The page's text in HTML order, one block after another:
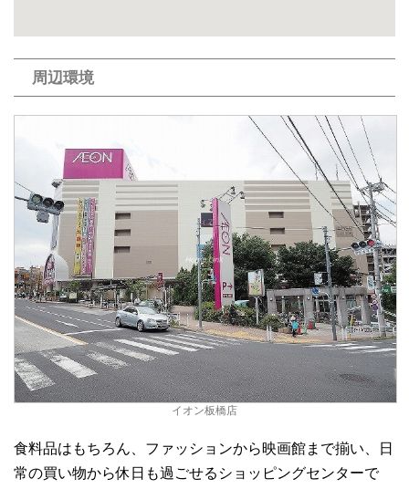
周辺環境
イオン板橋店
食料品はもちろん、ファッションから映画館まで揃い、日
常の買い物から休日も過ごせるショッピングセンターで